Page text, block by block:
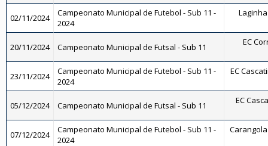
02/11/2024
Campeonato Municipal de Futebol - Sub 11 -
2024
Laginha
20/11/2024 Campeonato Municipal de Futsal - Sub 11 EC
23/11/2024
Campeonato Municipal de Futebol - Sub 11 -
2024
EC
05/12/2024 Campeonato Municipal de Futsal - Sub 11 EC
07/12/2024
Campeonato Municipal de Futebol - Sub 11 -
2024
Carangola